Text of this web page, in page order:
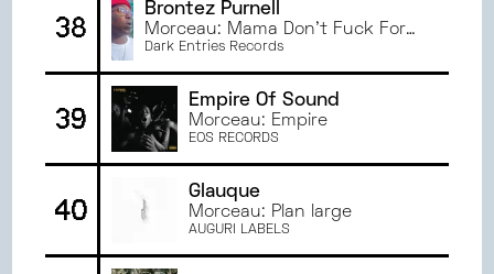
38
Brontez Purnell
Morceau: Mama Don’t Fuck For
Beats - The Beats They Fuck For
Know?)
Dark Entries Records
39
Empire Of Sound
Morceau: Empire
EOS RECORDS
40
Glauque
Morceau: Plan large
AUGURI LABELS